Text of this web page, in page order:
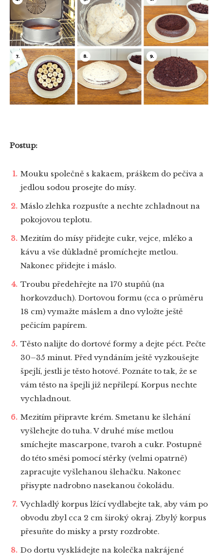
Postup:
Mouku společně s kakaem, práškem do pečiva a
jedlou sodou prosejte do mísy.
Máslo zlehka rozpusťte a nechte zchladnout na
pokojovou teplotu.
Mezitím do mísy přidejte cukr, vejce, mléko a
kávu a vše důkladně promíchejte metlou.
Nakonec přidejte i máslo.
Troubu předehřejte na 170 stupňů (na
horkovzduch). Dortovou formu (cca o průměru
18 cm) vymažte máslem a dno vyložte ještě
pečicím papírem.
Těsto nalijte do dortové formy a dejte péct. Pečte
30–35 minut. Před vyndáním ještě vyzkoušejte
špejlí, jestli je těsto hotové. Poznáte to tak, že se
vám těsto na špejli již nepřilepí. Korpus nechte
vychladnout.
Mezitím připravte krém. Smetanu ke šlehání
vyšlehejte do tuha. V druhé míse metlou
smíchejte mascarpone, tvaroh a cukr. Postupně
do této směsi pomocí stěrky (velmi opatrně)
zapracujte vyšlehanou šlehačku. Nakonec
přisypte nadrobno nasekanou čokoládu.
Vychladlý korpus lžící vydlabejte tak, aby vám po
obvodu zbyl cca 2 cm široký okraj. Zbylý korpus
přesuňte do misky a prsty rozdrobte.
Do dortu vyskládejte na kolečka nakrájené